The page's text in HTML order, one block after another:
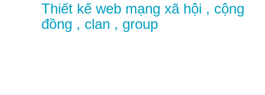
Thiết kế web mạng xã hội , cộng
đồng , clan , group